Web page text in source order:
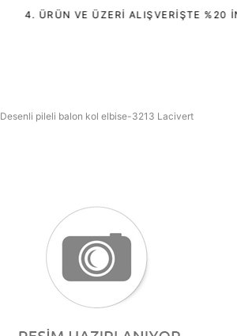
4. ÜRÜN VE ÜZERI ALIŞVERIŞTE %20
Desenli pileli balon kol elbise-3213 Lacivert